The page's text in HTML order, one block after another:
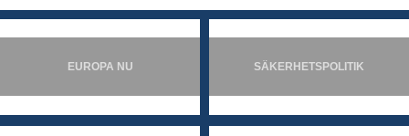
EUROPA NU SÄKERHETSPOLITIK